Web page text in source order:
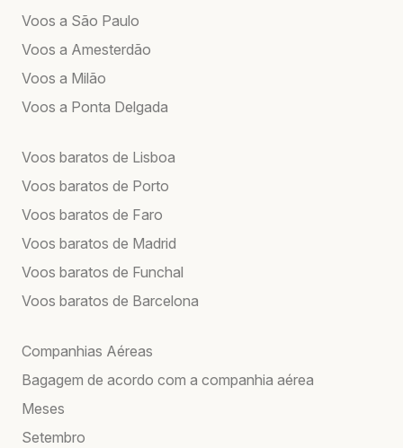
Voos a São Paulo
Voos a Amesterdão
Voos a Milão
Voos a Ponta Delgada
Voos baratos de Lisboa
Voos baratos de Porto
Voos baratos de Faro
Voos baratos de Madrid
Voos baratos de Funchal
Voos baratos de Barcelona
Companhias Aéreas
Bagagem de acordo com a companhia aérea
Meses
Setembro